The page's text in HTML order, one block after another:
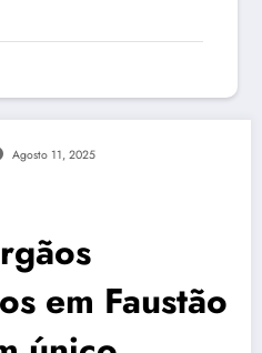
Agosto 11, 2025
em Faustão